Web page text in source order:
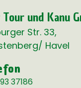
und Kanu
Str. 33,
Havel
37186